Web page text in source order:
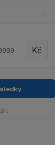
Kč